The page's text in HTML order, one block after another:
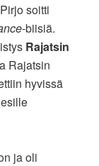
soitti
-biisiä.
Rajatsin
Rajatsin
hyvissä
ja oli